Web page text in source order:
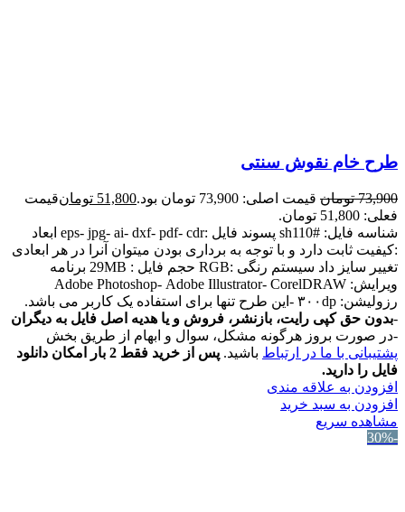
طرح خام نقوش سنتی
73,900 تومان قیمت اصلی: 73,900 تومان بود. 51,800 تومانقیمت
فعلی: 51,800 تومان.
شناسه فایل: #sh110 پسوند فایل :eps- jpg- ai- dxf- pdf- cdr ابعاد
:کیفیت ثابت دارد و با توجه به برداری بودن میتوان آنرا در هر ابعادی
تغییر سایز داد سیستم رنگی :RGB حجم فایل : 29MB برنامه
ویرایش: Adobe Photoshop- Adobe Illustrator- CorelDRAW
رزولیشن: ۳۰۰dp -این طرح تنها برای استفاده یک کاربر می باشد.
-بدون حق کپی رایت، بازنشر، فروش و یا هدیه اصل فایل به دیگران
-در صورت بروز هرگونه مشکل، سوال و ابهام از طریق بخش
پشتیبانی با ما در ارتباط باشید.
پس از خرید فقط 2 بار امکان دانلود
فایل را دارید.
افزودن به علاقه مندی
افزودن به سبد خرید
مشاهده سریع
-30%